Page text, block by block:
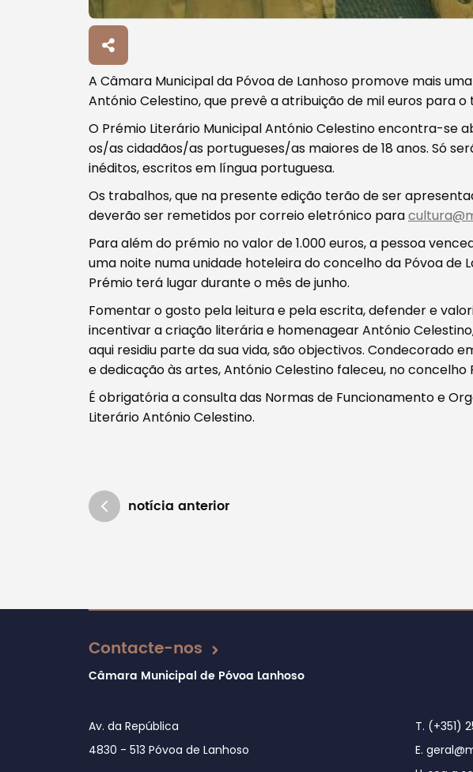
Tipo de conteúdo
Filtros
A Câmara Municipal da Póvoa de Lanhoso promove mais
António Celestino, que prevê a atribuição de mil euros para
O Prémio Literário Municipal António Celestino encontra-se
os/as cidadãos/as portugueses/as maiores de 18 anos. Só
inéditos, escritos em língua portuguesa.
Os trabalhos, que na presente edição terão de ser
deverão ser remetidos por correio eletrónico para
Para além do prémio no valor de 1.000 euros, a pessoa
uma noite numa unidade hoteleira do concelho da Póvoa de
Prémio terá lugar durante o mês de junho.
Fomentar o gosto pela leitura e pela escrita, defender e
incentivar a criação literária e homenagear António
aqui residiu parte da sua vida, são objectivos. Condecorado
e dedicação às artes, António Celestino faleceu, no concelho
É obrigatória a consulta das Normas de Funcionamento e
Literário António Celestino.
notícia anterior
Atualizado em 22/02/2021
Contacte-nos
Câmara Municipal de Póvoa Lanhoso
Av. da República
4830 - 513 Póvoa de Lanhoso
T. (+351)
E.